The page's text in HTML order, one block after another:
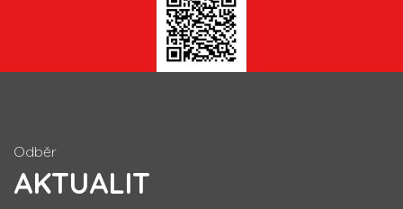
Odběr
AKTUALIT